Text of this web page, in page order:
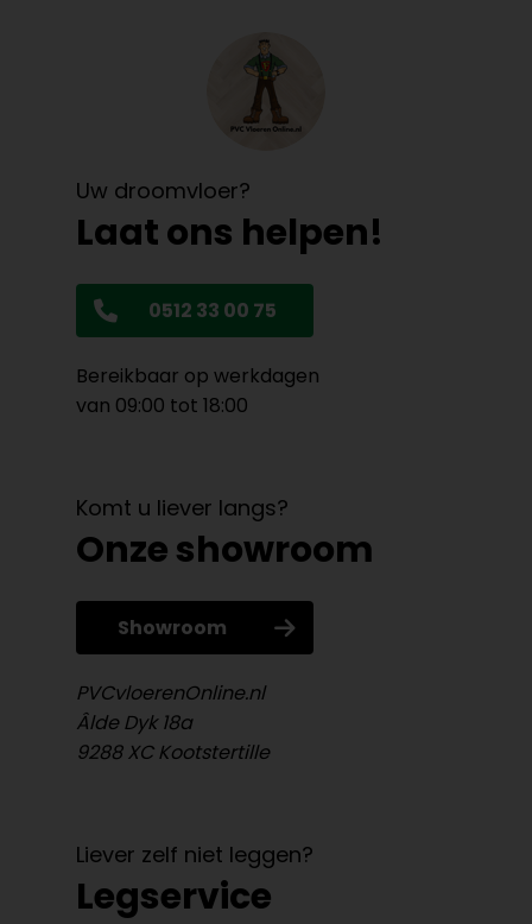
Uw droomvloer?
Laat ons helpen!
0512 33 00 75
Bereikbaar op werkdagen
van 09:00 tot 18:00
Komt u liever langs?
Onze showroom
Showroom
PVCvloerenOnline.nl
Âlde Dyk 18a
9288 XC Kootstertille
Liever zelf niet leggen?
Legservice